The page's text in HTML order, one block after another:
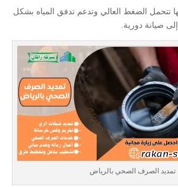
تتحمل الضغط العالي وتدعم تدفق المياه بشكل
صيانة دورية.
تمديد الصرف الصحي بالرياض